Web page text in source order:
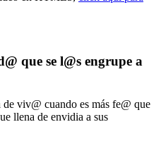
que se l@s engrupe a
viv@ cuando es más fe@ que
llena de envidia a sus